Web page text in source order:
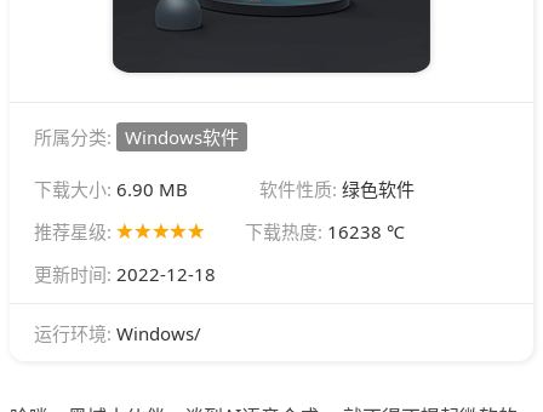
所属分类: Windows软件
下载大小: 6.90 MB 软件性质: 绿色软件
推荐星级:
下载热度: 16238 ℃
更新时间: 2022-12-18
运行环境: Windows/